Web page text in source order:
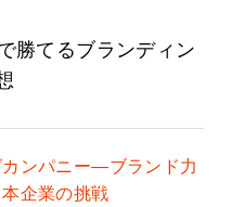
勝てるブランディン
ンパニー―ブランド力
企業の挑戦